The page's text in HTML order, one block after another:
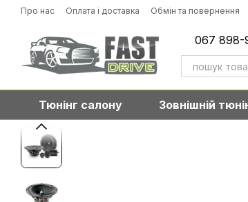
Перейти до основного контенту
Про нас Оплата і доставка Обмін та повернення
067 898-
Тюнінг салону Зовнішній